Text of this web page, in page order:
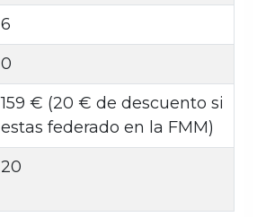
6
0
159 € (20 € de descuento si
estas federado en la FMM)
20